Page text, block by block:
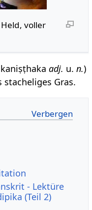
voller
kaniṣṭhakaadj. u.n.)
Gras.
- Lektüre
(Teil 2)